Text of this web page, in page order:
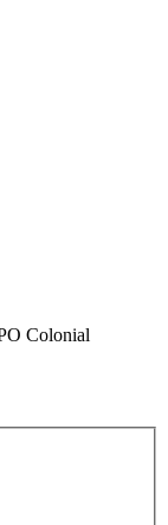
Colonial